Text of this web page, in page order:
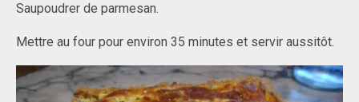
Saupoudrer de parmesan.
Mettre au four pour environ 35 minutes et servir aussitôt.